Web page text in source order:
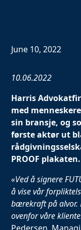
June 10, 2022
10.06.2022
Harris
med
sin bransje, og
første aktør ut
PROOF plakaten.
«Ved å signere
å vise vår
bærekraft på alvor.
ovenfor våre